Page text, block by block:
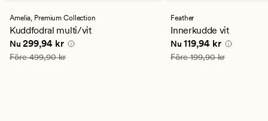
Amelia, Premium Collection
Kuddfodral multi/vit
Nuvarande pris
Nu 299,94 kr
Ordinarie pris 499,90 kr
Före499,90 kr
ett
genomsnittligt
betyg
på
4.5
Feather
Innerkudde vit
Nuvarande pris
Nu 119,94 kr
Ordinarie pris 199,90 kr
Före199,90 kr